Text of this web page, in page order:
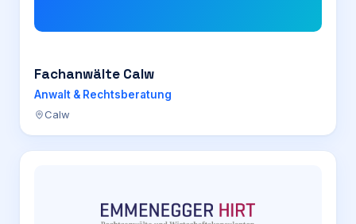
Fachanwälte Calw
Anwalt & Rechtsberatung
Calw